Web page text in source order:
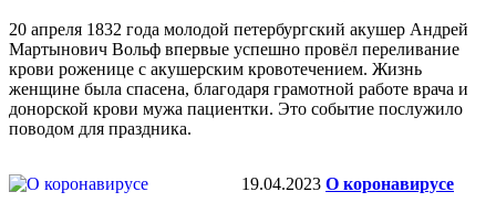
20 апреля 1832 года молодой петербургский акушер Андрей
Мартынович Вольф впервые успешно провёл переливание
крови роженице с акушерским кровотечением. Жизнь
женщине была спасена, благодаря грамотной работе врача и
донорской крови мужа пациентки. Это событие послужило
поводом для праздника.
19.04.2023 О коронавирусе